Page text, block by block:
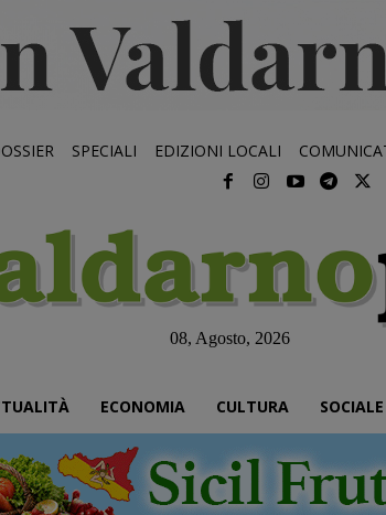
SPECIALI EDIZIONI LOCALI
08, Agosto, 2026
ECONOMIA CULTURA SOCIALE